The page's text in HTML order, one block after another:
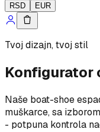
RSD EUR
Tvoj dizajn, tvoj stil
Konfigurator
Naše boat-shoe
muškarce, sa
- potpuna kontrola